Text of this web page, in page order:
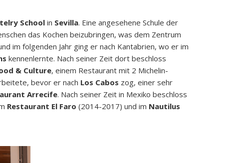
School in Sevilla. Eine angesehene Schule der
das Kochen beizubringen, was dem Zentrum
im folgenden Jahr ging er nach Kantabrien, wo er im
kennenlernte. Nach seiner Zeit dort beschloss
& Culture, einem Restaurant mit 2 Michelin-
bevor er nach Los Cabos zog, einer sehr
Arrecife. Nach seiner Zeit in Mexiko beschloss
Restaurant El Faro (2014-2017) und im Nautilus